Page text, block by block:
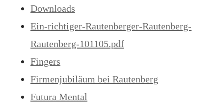
Downloads
Ein-richtiger-Rautenberger-Rautenberg-
Rautenberg-101105.pdf
Fingers
Firmenjubiläum bei Rautenberg
Futura Mental